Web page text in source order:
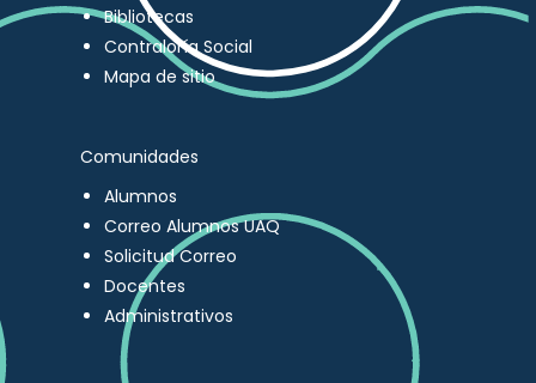
Bibliotecas
Contraloría Social
Mapa de sitio
Comunidades
Alumnos
Correo Alumnos UAQ
Solicitud Correo
Docentes
Administrativos